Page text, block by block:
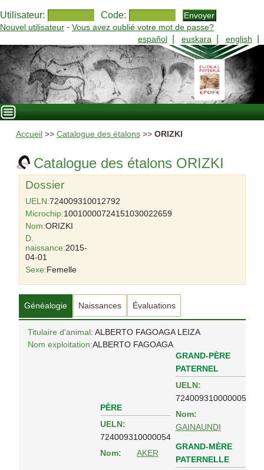
Utilisateur: Code:
Nouvel utilisateur - Vous avez oublié votre mot de passe?
español
euskara english
Accueil >> Catalogue des étalons>> ORIZKI
Catalogue des étalons ORIZKI
Dossier
UELN:724009310012792
Microchip:10010000724151030022659
Nom:ORIZKI
D.
naissance:2015-
04-01
Sexe:Femelle
Généalogie Naissances Évaluations
Titulaire d'animal: ALBERTO FAGOAGA LEIZA
Nom exploitation:ALBERTO FAGOAGA
PÈRE
UELN:
724009310000054
Nom:
AKER
GRAND-PÈRE
PATERNEL
UELN:
724009310000005
Nom:
GAINAUNDI
GRAND-MÈRE
PATERNELLE